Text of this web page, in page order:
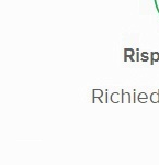
Zanzariere